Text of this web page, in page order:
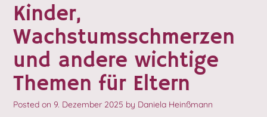
Kinder,
Wachstumsschmerzen
und andere wichtige
Themen für Eltern
Posted on 9. Dezember 2025 by Daniela Heinßmann